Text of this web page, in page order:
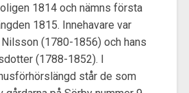
1814 och nämns första
1815. Innehavare var
(1780-1856) och hans
(1788-1852). I
står de som